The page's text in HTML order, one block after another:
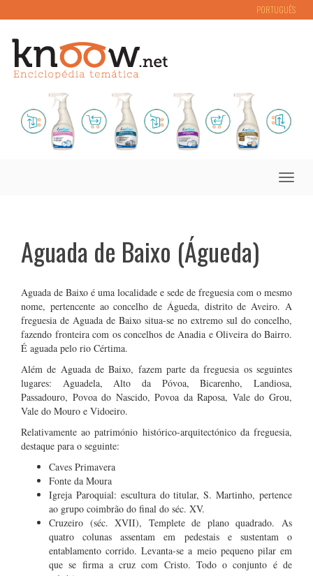
PORTUGUÊS
Toggle
Aguada de Baixo (Águeda)
Aguada de Baixo é uma localidade e sede de freguesia com o mesmo
nome, pertencente ao concelho de Águeda, distrito de Aveiro. A
freguesia de Aguada de Baixo situa-se no extremo sul do concelho,
fazendo fronteira com os concelhos de Anadia e Oliveira do Bairro.
É aguada pelo rio Cértima.
Além de Aguada de Baixo, fazem parte da freguesia os seguintes
lugares: Aguadela, Alto da Póvoa, Bicarenho, Landiosa,
Passadouro, Povoa do Nascido, Povoa da Raposa, Vale do Grou,
Vale do Mouro e Vidoeiro.
Relativamente ao património histórico-arquitectónico da freguesia,
destaque para o seguinte:
Caves Primavera
Fonte da Moura
Igreja Paroquial: escultura do titular, S. Martinho, pertence
ao grupo coimbrão do final do séc. XV.
Cruzeiro (séc. XVII), Templete de plano quadrado. As
quatro colunas assentam em pedestais e sustentam o
entablamento corrido. Levanta-se a meio pequeno pilar em
que se firma a cruz com Cristo. Todo o conjunto é de